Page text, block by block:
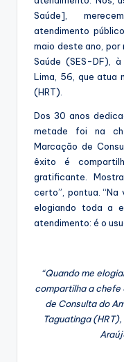
Saúde],
atendimento
maio deste ano, por
Saúde (SES-DF),
Lima, 56, que atua
(HRT).
Dos 30 anos
metade foi na
Marcação de
êxito é
gratificante.
certo”, pontua. “Na
elogiando toda a
atendimento: é o
“Quando me
compartilha a chefe
de Consulta do
Taguatinga